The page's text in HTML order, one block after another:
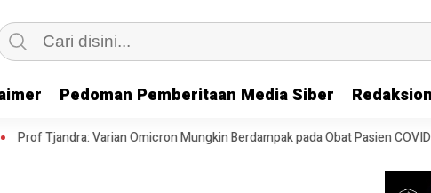
Pedoman Pemberitaan Media Siber
Omicron Mungkin Berdampak pada Obat Pasien COVID-19 Speedboat